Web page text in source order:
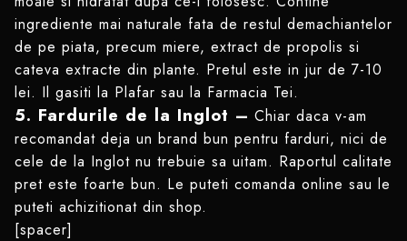
ingrediente mai naturale fata de restul demachiantelor
de pe piata, precum miere, extract de propolis si
cateva extracte din plante. Pretul este in jur de 7-10
lei. Il gasiti la Plafar sau la Farmacia Tei.
5. Fardurile de la Inglot – Chiar daca v-am
recomandat deja un brand bun pentru farduri, nici de
cele de la Inglot nu trebuie sa uitam. Raportul calitate
pret este foarte bun. Le puteti comanda online sau le
puteti achizitionat din shop.
[spacer]